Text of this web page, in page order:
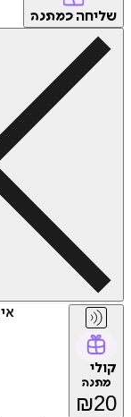
שליחה כמתנה
קולי
מתנה
₪20